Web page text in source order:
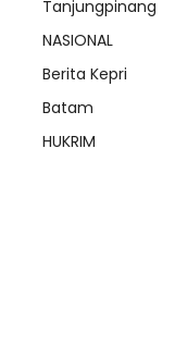
Tanjungpinang
NASIONAL
Berita Kepri
Batam
HUKRIM